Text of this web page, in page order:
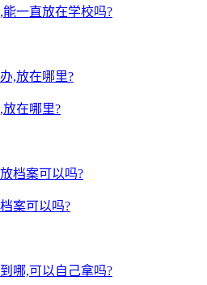
一直放在学校吗?
在哪里?
案可以吗?